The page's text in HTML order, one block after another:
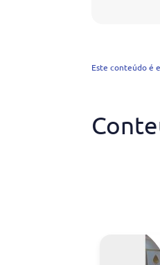
Este conteúdo é